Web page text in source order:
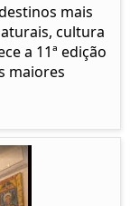
mais
cultura
a 11ª edição
maiores